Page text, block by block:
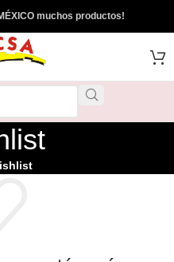
muchos productos!